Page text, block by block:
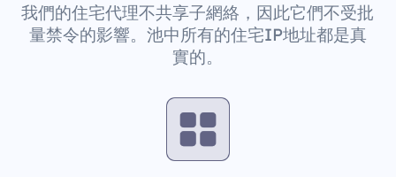
我們的住宅代理不共享子網絡，因此它們不受批
量禁令的影響。池中所有的住宅IP地址都是真
實的。